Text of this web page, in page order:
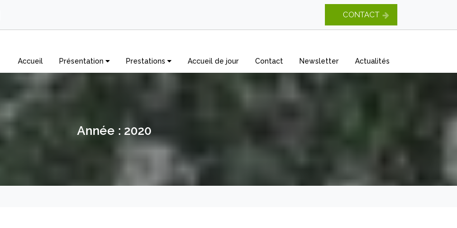
CONTACT
Accueil Présentation Prestations Accueil de jour Contact Newsletter Actualités
Année : 2020